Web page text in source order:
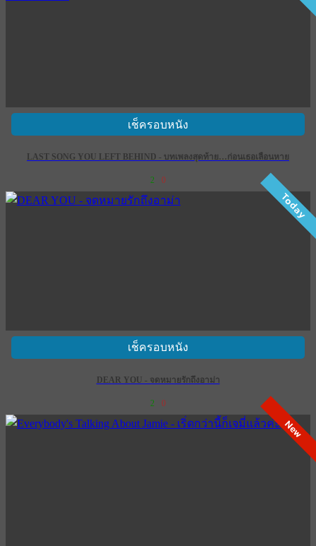
เช็ครอบหนัง
LAST SONG YOU LEFT BEHIND - บทเพลงสุดท้าย…ก่อนเธอเลือนหาย
2 0
Today
เช็ครอบหนัง
DEAR YOU - จดหมายรักถึงอาม่า
2 0
New